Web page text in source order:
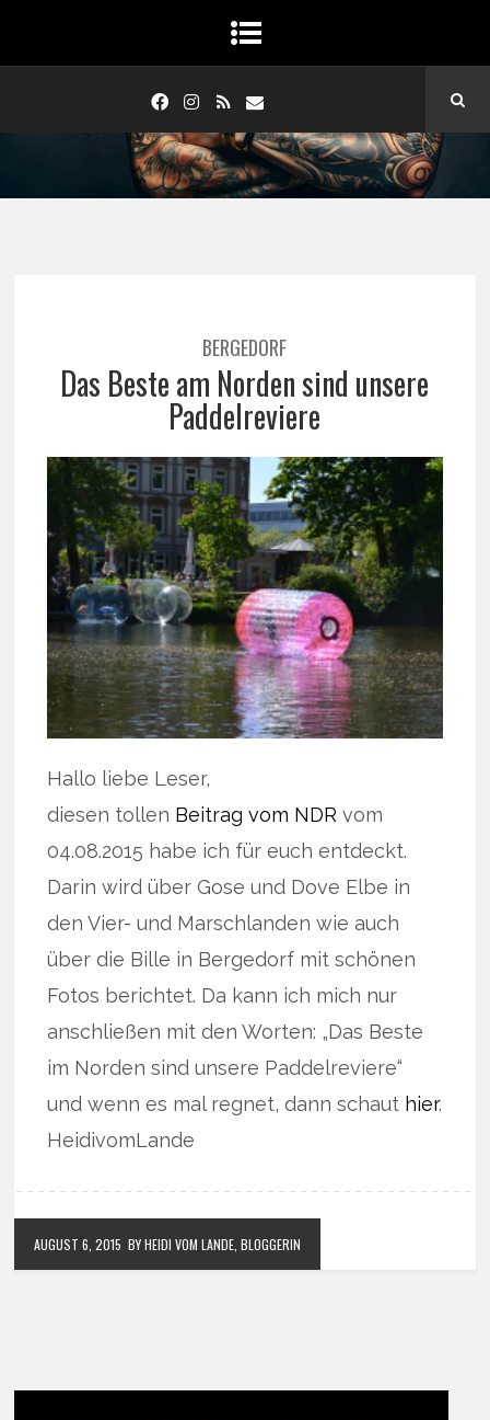
BERGEDORF
Das Beste am Norden sind unsere
Paddelreviere
Hallo liebe Leser,
diesen tollen Beitrag vom NDR vom
04.08.2015 habe ich für euch entdeckt.
Darin wird über Gose und Dove Elbe in
den Vier- und Marschlanden wie auch
über die Bille in Bergedorf mit schönen
Fotos berichtet. Da kann ich mich nur
anschließen mit den Worten: „Das Beste
im Norden sind unsere Paddelreviere“
und wenn es mal regnet, dann schaut hier.
HeidivomLande
AUGUST 6, 2015 BY HEIDI VOM LANDE, BLOGGERIN